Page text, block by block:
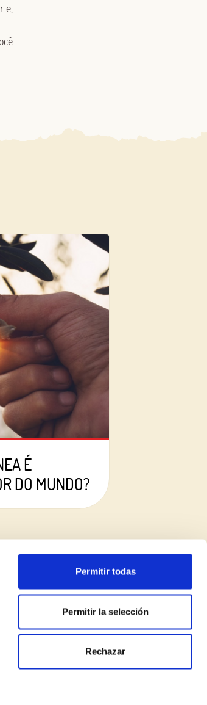
Permitir todas
Permitir la selección
Rechazar
e,
É
DO MUNDO?